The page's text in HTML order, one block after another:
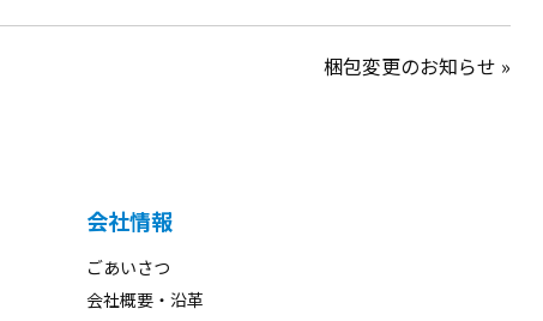
梱包変更のお知らせ »
会社情報
ごあいさつ
会社概要・沿革